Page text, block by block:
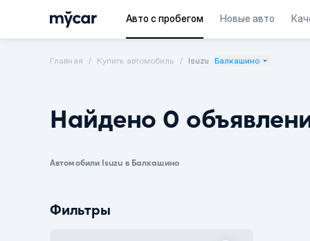
Авто с пробегом Новые авто
Главная Купить автомобиль Isuzu Балкашино
Найдено 0
Автомобили Isuzu в Балкашино
Фильтры